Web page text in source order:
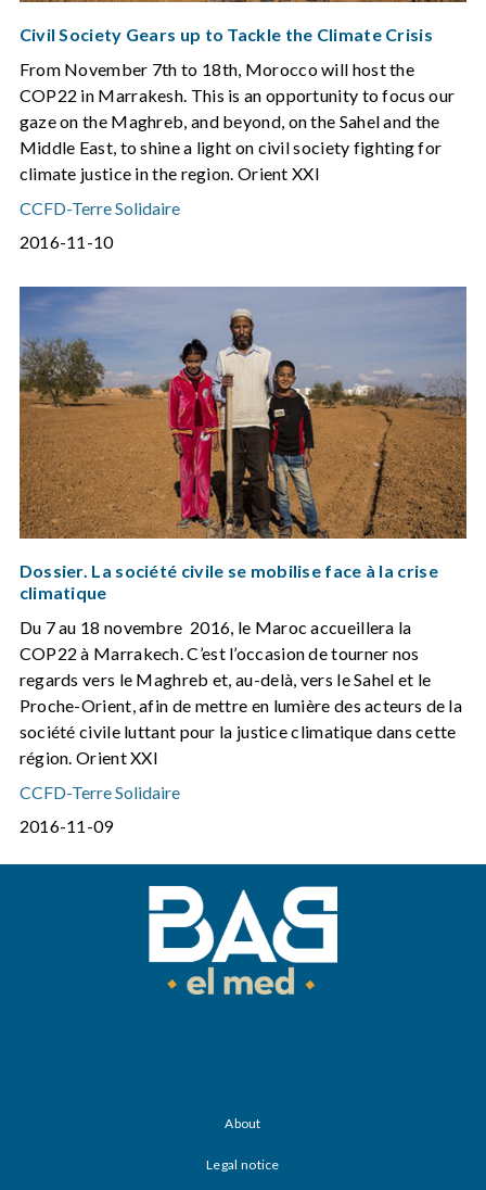
Civil Society Gears up to Tackle the Climate Crisis
From November 7th to 18th, Morocco will host the
COP22 in Marrakesh. This is an opportunity to focus our
gaze on the Maghreb, and beyond, on the Sahel and the
Middle East, to shine a light on civil society fighting for
climate justice in the region. Orient XXI
CCFD-Terre Solidaire
2016-11-10
Dossier. La société civile se mobilise face à la crise
climatique
Du 7 au 18 novembre 2016, le Maroc accueillera la
COP22 à Marrakech. C’est l’occasion de tourner nos
regards vers le Maghreb et, au-delà, vers le Sahel et le
Proche-Orient, afin de mettre en lumière des acteurs de la
société civile luttant pour la justice climatique dans cette
région. Orient XXI
CCFD-Terre Solidaire
2016-11-09
About
Legal notice